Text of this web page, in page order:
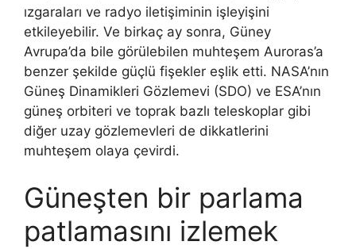
ızgaraları ve radyo iletişiminin işleyişini
etkileyebilir. Ve birkaç ay sonra, Güney
Avrupa’da bile görülebilen muhteşem Auroras’a
benzer şekilde güçlü fişekler eşlik etti. NASA’nın
Güneş Dinamikleri Gözlemevi (SDO) ve ESA’nın
güneş orbiteri ve toprak bazlı teleskoplar gibi
diğer uzay gözlemevleri de dikkatlerini
muhteşem olaya çevirdi.
Güneşten bir parlama
patlamasını izlemek